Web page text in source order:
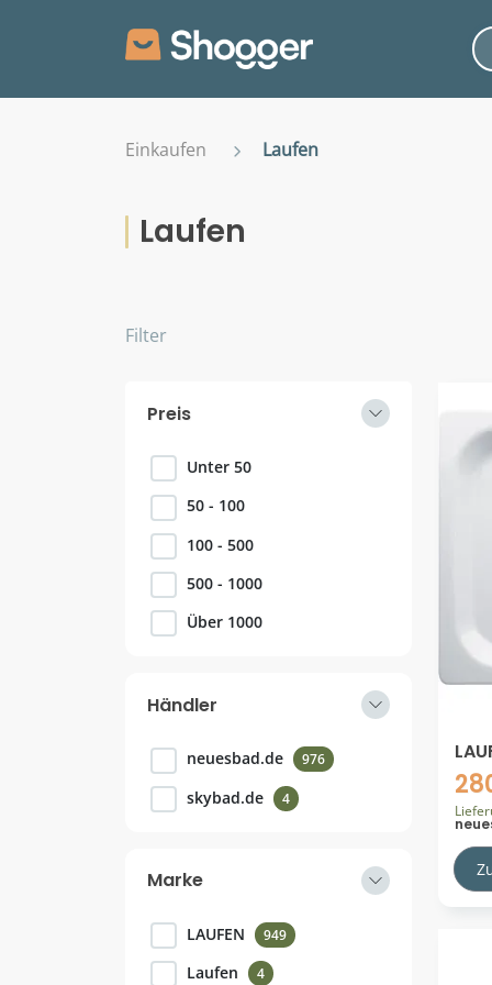
Einkaufen Laufen
Laufen
Filter
Preis
Unter 50
50 - 100
100 - 500
500 - 1000
Über 1000
Händler
neuesbad.de 976
skybad.de 4
Marke
LAUFEN 949
Laufen 4